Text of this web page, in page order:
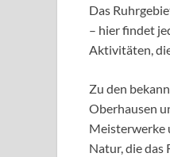
Das
– hier findet
Aktivitäten,
Zu den
Oberhausen
Meisterwerke
Natur, die das